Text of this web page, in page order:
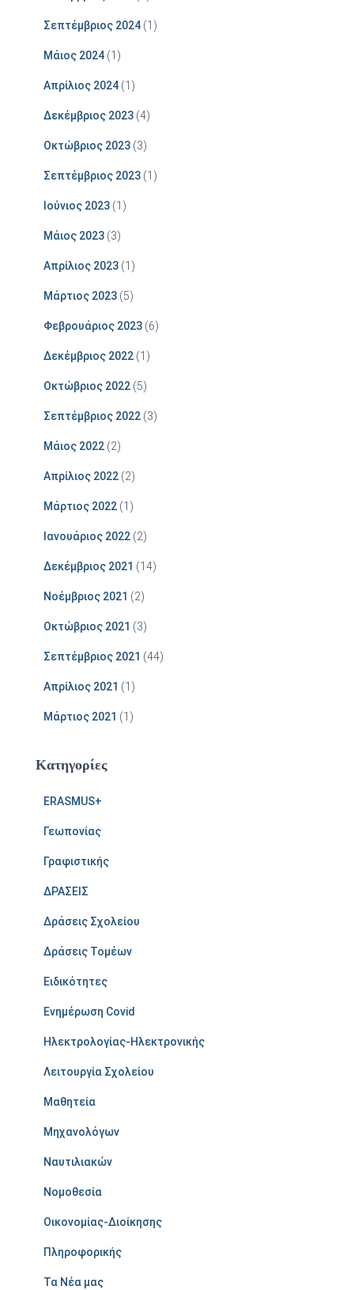
Σεπτέμβριος 2024 (1)
Μάιος 2024 (1)
Απρίλιος 2024 (1)
Δεκέμβριος 2023 (4)
Οκτώβριος 2023 (3)
Σεπτέμβριος 2023 (1)
Ιούνιος 2023 (1)
Μάιος 2023 (3)
Απρίλιος 2023 (1)
Μάρτιος 2023 (5)
Φεβρουάριος 2023 (6)
Δεκέμβριος 2022 (1)
Οκτώβριος 2022 (5)
Σεπτέμβριος 2022 (3)
Μάιος 2022 (2)
Απρίλιος 2022 (2)
Μάρτιος 2022 (1)
Ιανουάριος 2022 (2)
Δεκέμβριος 2021 (14)
Νοέμβριος 2021 (2)
Οκτώβριος 2021 (3)
Σεπτέμβριος 2021 (44)
Απρίλιος 2021 (1)
Μάρτιος 2021 (1)
Kατηγορίες
ERASMUS+
Γεωπονίας
Γραφιστικής
ΔΡΑΣΕΙΣ
Δράσεις Σχολείου
Δράσεις Τομέων
Ειδικότητες
Ενημέρωση Covid
Ηλεκτρολογίας-Ηλεκτρονικής
Λειτουργία Σχολείου
Μαθητεία
Μηχανολόγων
Ναυτιλιακών
Νομοθεσία
Οικονομίας-Διοίκησης
Πληροφορικής
Τα Νέα μας